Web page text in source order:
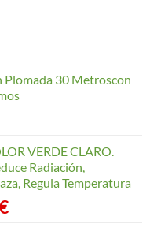
168,65 € 30 Metroscon
VERDE CLARO.
Radiación,
Regula Temperatura
Rango